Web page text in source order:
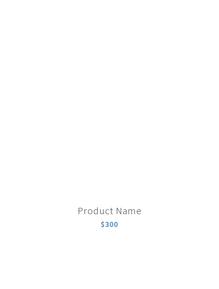
Product Name
$300